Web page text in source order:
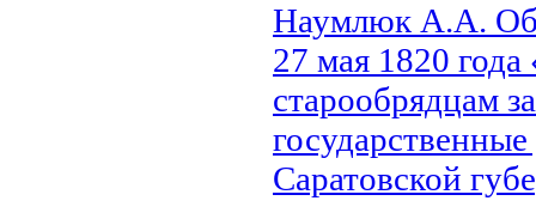
Наумлюк А.А. Об
27 мая 1820
старообрядцам
Саратовской